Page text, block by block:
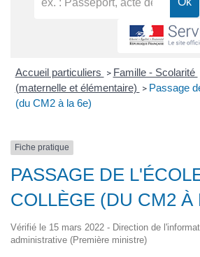
Accueil particuliers > Famille - Scolarité
(maternelle et élémentaire) > Passage
(du CM2 à la 6e)
Fiche pratique
PASSAGE DE
COLLÈGE (DU CM2 À
Vérifié le 15 mars 2022 - Direction de
administrative (Première ministre)